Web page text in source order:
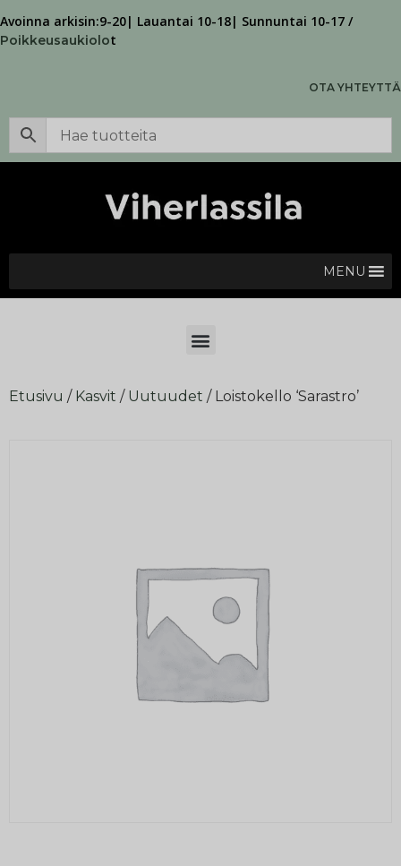
Avoinna arkisin:9-20| Lauantai 10-18| Sunnuntai 10-17 /
Poikkeusaukiolot
OTA YHTEYTTÄ
MENU
Etusivu / Kasvit / Uutuudet / Loistokello ‘Sarastro’